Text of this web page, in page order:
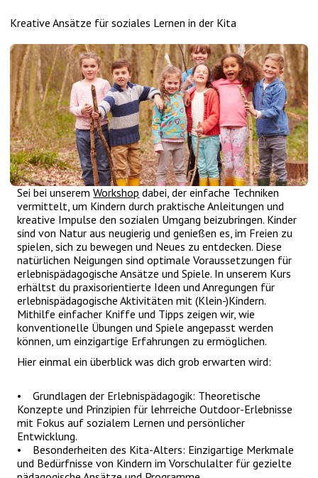
Kreative Ansätze für soziales Lernen in der Kita
Sei bei unseremWorkshop dabei, der einfache Techniken
vermittelt, um Kindern durch praktische Anleitungen und
kreative Impulse den sozialen Umgang beizubringen. Kinder
sind von Natur aus neugierig und genießen es, im Freien zu
spielen, sich zu bewegen und Neues zu entdecken. Diese
natürlichen Neigungen sind optimale Voraussetzungen für
erlebnispädagogische Ansätze und Spiele. In unserem Kurs
erhältst du praxisorientierte Ideen und Anregungen für
erlebnispädagogische Aktivitäten mit (Klein-)Kindern.
Mithilfe einfacher Kniffe und Tipps zeigen wir, wie
konventionelle Übungen und Spiele angepasst werden
können, um einzigartige Erfahrungen zu ermöglichen.
Hier einmal ein überblick was dich grob erwarten wird:
• Grundlagen der Erlebnispädagogik: Theoretische
Konzepte und Prinzipien für lehrreiche Outdoor-Erlebnisse
mit Fokus auf sozialem Lernen und persönlicher
Entwicklung.
• Besonderheiten des Kita-Alters: Einzigartige Merkmale
und Bedürfnisse von Kindern im Vorschulalter für gezielte